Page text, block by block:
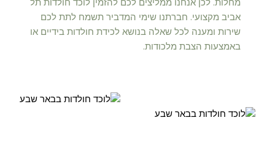
מחלות. לכן אנחנו ממליצים לכם להזמין לוכד חולדות תל
אביב מקצועי. חברתנו שימי המדביר תשמח לתת לכם
שירות ומענה לכל שאלה בנושא לכידת חולדות בידיים או
באמצעות הצבת מלכודות.